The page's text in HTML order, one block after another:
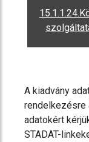
A kiadvány
rendelkezésre
adatokért
STADAT-